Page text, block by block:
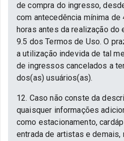
de compra do ingresso,
com antecedência mínima de
horas antes da realização do
9.5 dos Termos de Uso. O
a utilização indevida de tal
de ingressos cancelados a
dos(as) usuários(as).
12. Caso não conste da
quaisquer informações
como estacionamento,
entrada de artistas e demais,